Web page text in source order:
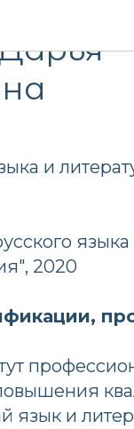
и
2020
язык и